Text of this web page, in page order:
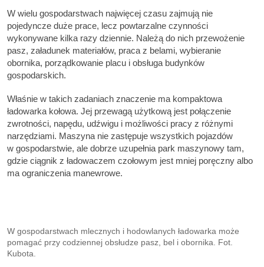
W wielu gospodarstwach najwięcej czasu zajmują nie
pojedyncze duże prace, lecz powtarzalne czynności
wykonywane kilka razy dziennie. Należą do nich przewożenie
pasz, załadunek materiałów, praca z belami, wybieranie
obornika, porządkowanie placu i obsługa budynków
gospodarskich.
Właśnie w takich zadaniach znaczenie ma kompaktowa
ładowarka kołowa. Jej przewagą użytkową jest połączenie
zwrotności, napędu, udźwigu i możliwości pracy z różnymi
narzędziami. Maszyna nie zastępuje wszystkich pojazdów
w gospodarstwie, ale dobrze uzupełnia park maszynowy tam,
gdzie ciągnik z ładowaczem czołowym jest mniej poręczny albo
ma ograniczenia manewrowe.
W gospodarstwach mlecznych i hodowlanych ładowarka może
pomagać przy codziennej obsłudze pasz, bel i obornika. Fot.
Kubota.